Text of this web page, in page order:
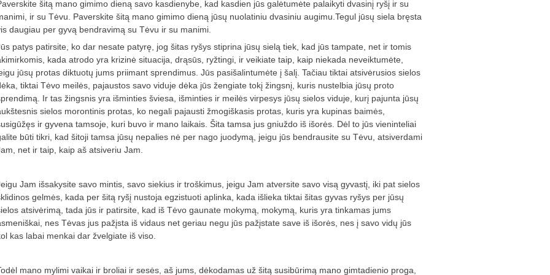
šitą mano gimimo dieną savo kasdienybe, kad kasdien jūs galėtumėte palaikyti dvasinį ryšį ir su
ir su Tėvu. Paverskite šitą mano gimimo dieną jūsų nuolatiniu dvasiniu augimu.Tegul jūsų siela bręsta
daugiau per gyvą bendravimą su Tėvu ir su manimi.
patys patirsite, ko dar nesate patyrę, jog šitas ryšys stiprina jūsų sielą tiek, kad jūs tampate, net ir tomis
kada atrodo yra krizinė situacija, drąsūs, ryžtingi, ir veikiate taip, kaip niekada neveiktumėte,
jūsų protas diktuotų jums priimant sprendimus. Jūs pasišalintumėte į šalį. Tačiau tiktai atsivėrusios sielos
tiktai Tėvo meilės, pajaustos savo viduje dėka jūs žengiate tokį žingsnį, kuris nustelbia jūsų proto
Ir tas žingsnis yra išminties šviesa, išminties ir meilės virpesys jūsų sielos viduje, kurį pajunta jūsų
sielos morontinis protas, ko negali pajausti žmogiškasis protas, kuris yra kupinas baimės,
ir gyvena tamsoje, kuri buvo ir mano laikais. Šita tamsa jus gniuždo iš išorės. Dėl to jūs vieninteliai
būti tikri, kad šitoji tamsa jūsų nepalies nė per nago juodymą, jeigu jūs bendrausite su Tėvu, atsiverdami
net ir taip, kaip aš atsiveriu Jam.
Jam išsakysite savo mintis, savo siekius ir troškimus, jeigu Jam atversite savo visą gyvastį, iki pat sielos
gelmės, kada per šitą ryšį nustoja egzistuoti aplinka, kada išlieka tiktai šitas gyvas ryšys per jūsų
atsivėrimą, tada jūs ir patirsite, kad iš Tėvo gaunate mokymą, mokymą, kuris yra tinkamas jums
nes Tėvas jus pažįsta iš vidaus net geriau negu jūs pažįstate save iš išorės, nes į savo vidų jūs
kas labai menkai dar žvelgiate iš viso.
mano mylimi vaikai ir broliai ir sesės, aš jums, dėkodamas už šitą susibūrimą mano gimtadienio proga,